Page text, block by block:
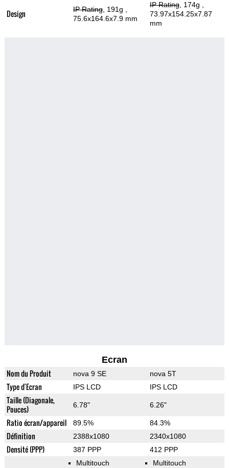
Design IP Rating, 191g
75.6x164.6x7.9 mm
IP Rating, 174g
73.97x154.25x7.87
mm
Ecran
Nom du Produit nova 9 SE nova 5T
Type d'Ecran IPS LCD IPS LCD
Taille (Diagonale,
Pouces)
6.78" 6.26"
Ratio écran/appareil 89.5% 84.3%
Définition 2388x1080 2340x1080
Densité (PPP) 387 PPP 412 PPP
Multitouch Multitouch